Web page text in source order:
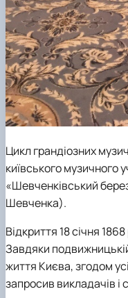
Цикл грандіозних
київського музичного
«Шевченківський
Шевченка).
Відкриття 18 січня
Завдяки
життя Києва, згодом
запросив викладачів